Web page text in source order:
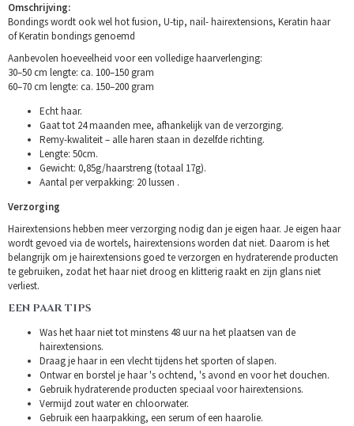
Omschrijving:
Bondings wordt ook wel hot fusion, U-tip, nail- hairextensions, Keratin haar
of Keratin bondings genoemd
Aanbevolen hoeveelheid voor een volledige haarverlenging:
30–50 cm lengte: ca. 100–150 gram
60–70 cm lengte: ca. 150–200 gram
Echt haar.
Gaat tot 24 maanden mee, afhankelijk van de verzorging.
Remy-kwaliteit – alle haren staan in dezelfde richting.
Lengte: 50cm.
Gewicht: 0,85g/haarstreng (totaal 17g).
Aantal per verpakking: 20 lussen .
Verzorging
Hairextensions hebben meer verzorging nodig dan je eigen haar. Je eigen haar
wordt gevoed via de wortels, hairextensions worden dat niet. Daarom is het
belangrijk om je hairextensions goed te verzorgen en hydraterende producten
te gebruiken, zodat het haar niet droog en klitterig raakt en zijn glans niet
verliest.
EEN PAAR TIPS
Was het haar niet tot minstens 48 uur na het plaatsen van de
hairextensions.
Draag je haar in een vlecht tijdens het sporten of slapen.
Ontwar en borstel je haar 's ochtend, 's avond en voor het douchen.
Gebruik hydraterende producten speciaal voor hairextensions.
Vermijd zout water en chloorwater.
Gebruik een haarpakking, een serum of een haarolie.